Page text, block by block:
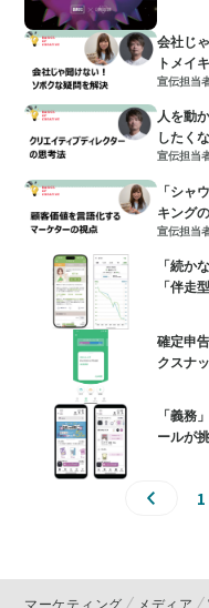
会社じ
トメイ
宣伝担当
人を動
したく
宣伝担当
「シャ
キング
宣伝担当
「続か
「伴走
確定申
クスナ
「義務
ールが
1
マーケティング メディア